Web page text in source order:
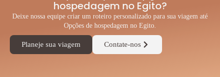
hospedagem no Egito?
Deixe nossa equipe criar um roteiro personalizado para sua viagem até
Opções de hospedagem no Egito.
Planeje sua viagem Contate-nos